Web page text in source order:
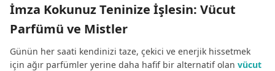
İmza Kokunuz Teninize İşlesin: Vücut
Parfümü ve Mistler
Günün her saati kendinizi taze, çekici ve enerjik hissetmek
için ağır parfümler yerine daha hafif bir alternatif olan vücut